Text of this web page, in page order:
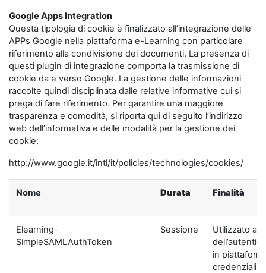
Google Apps Integration
Questa tipologia di cookie è finalizzato all’integrazione delle
APPs Google nella piattaforma e-Learning con particolare
riferimento alla condivisione dei documenti. La presenza di
questi plugin di integrazione comporta la trasmissione di
cookie da e verso Google. La gestione delle informazioni
raccolte quindi disciplinata dalle relative informative cui si
prega di fare riferimento. Per garantire una maggiore
trasparenza e comodità, si riporta qui di seguito l’indirizzo
web dell’informativa e delle modalità per la gestione dei
cookie:
http://www.google.it/intl/it/policies/technologies/cookies/
Nome Durata Finalità
Elearning-
SimpleSAMLAuthToken
Sessione
Utilizzato ai
in
credenziali di